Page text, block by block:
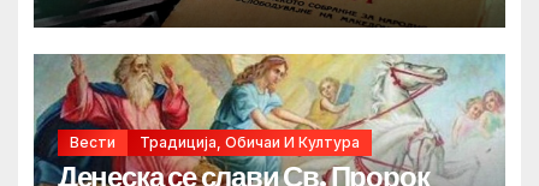
Вести Традиција, Обичаи И Култура
Денеска се слави Св. Пророк